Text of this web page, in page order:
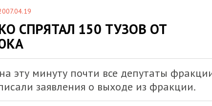
СПРЯТАЛ 150 ТУЗОВ ОТ
эту минуту почти все депутаты
заявления о выходе из фракции.